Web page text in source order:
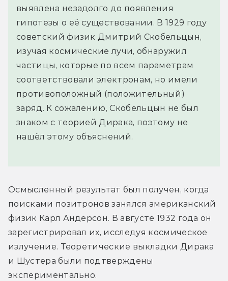
выявлена незадолго до появления
гипотезы о её существовании. В 1929 году
советский физик Дмитрий Скобельцын,
изучая космические лучи, обнаружил
частицы, которые по всем параметрам
соответствовали электронам, но имели
противоположный (положительный)
заряд. К сожалению, Скобельцын не был
знаком с теорией Дирака, поэтому не
нашёл этому объяснений.
Осмысленный результат был получен, когда
поисками позитронов занялся американский
физик Карл Андерсон. В августе 1932 года он
зарегистрировал их, исследуя космическое
излучение. Теоретические выкладки Дирака
и Шустера были подтверждены
экспериментально.